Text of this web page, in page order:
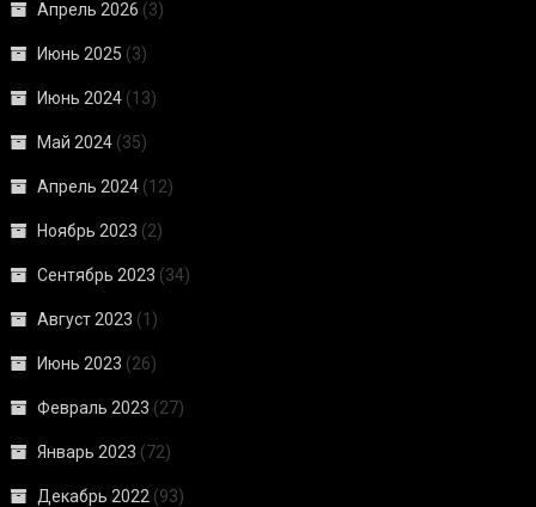
Апрель 2026 (3)
Июнь 2025 (3)
Июнь 2024 (13)
Май 2024 (35)
Апрель 2024 (12)
Ноябрь 2023 (2)
Сентябрь 2023 (34)
Август 2023 (1)
Июнь 2023 (26)
Февраль 2023 (27)
Январь 2023 (72)
Декабрь 2022 (93)